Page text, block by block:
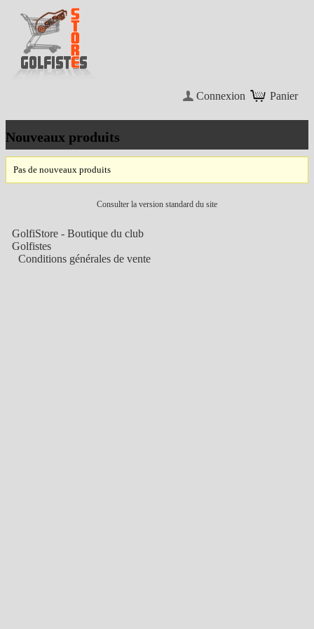
Panier
Connexion
Nouveaux produits
Pas de nouveaux produits
Consulter la version standard du site
GolfiStore - Boutique du club
Golfistes
Conditions générales de vente